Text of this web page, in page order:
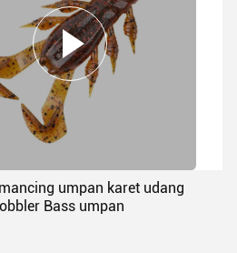
umpan karet udang
Bass umpan